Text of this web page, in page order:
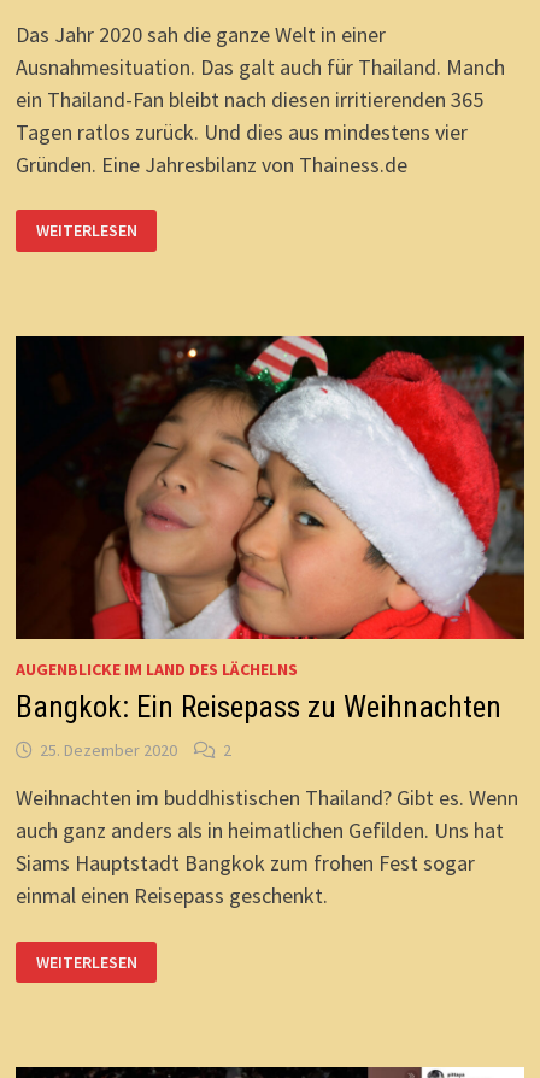
Das Jahr 2020 sah die ganze Welt in einer
Ausnahmesituation. Das galt auch für Thailand. Manch
ein Thailand-Fan bleibt nach diesen irritierenden 365
Tagen ratlos zurück. Und dies aus mindestens vier
Gründen. Eine Jahresbilanz von Thainess.de
THAILANDS
BESONDERS
WEITERLESEN
AUGENBLICKE IM LAND DES LÄCHELNS
Bangkok: Ein Reisepass zu Weihnachten
25. Dezember 2020 2
Weihnachten im buddhistischen Thailand? Gibt es. Wenn
auch ganz anders als in heimatlichen Gefilden. Uns hat
Siams Hauptstadt Bangkok zum frohen Fest sogar
einmal einen Reisepass geschenkt.
EIN
REISEPASS
WEITERLESEN